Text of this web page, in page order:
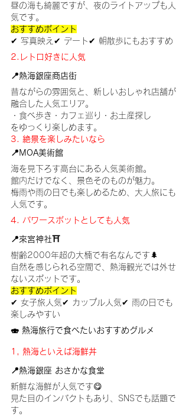
昼の海も綺麗ですが、夜のライトアップも人
気です。
おすすめポイント
✔ 写真映え✔ デート✔ 朝散歩にもおすすめ
2.レトロ好きに人気
📍熱海銀座商店街
昔ながらの雰囲気と、新しいおしゃれ店舗が
融合した人気エリア。
・食べ歩き・カフェ巡り・お土産探し
をゆっくり楽しめます。
3. 絶景を楽しみたいなら
📍MOA美術館
海を見下ろす高台にある人気美術館。
館内だけでなく、景色そのものが魅力。
梅雨や雨の日でも楽しめるため、大人旅にも
人気です。
4. パワースポットとしても人気
📍來宮神社⛩️
樹齢2000年超の大楠で有名なんです🌲
自然を感じられる空間で、熱海観光では外せ
ないスポットです。
おすすめポイント
✔ 女子旅人気✔ カップル人気✔ 雨の日でも
楽しみやすい
🍣 熱海旅行で食べたいおすすめグルメ
1, 熱海といえば海鮮丼
📍熱海銀座 おさかな食堂
新鮮な海鮮が人気です😋
見た目のインパクトもあり、SNSでも話題で
す。